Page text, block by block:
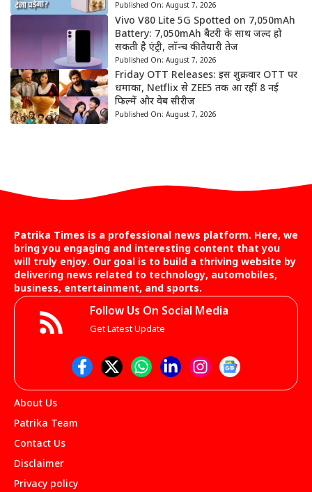
Published On: August 7, 2026
Vivo V80 Lite 5G Spotted on 7,050mAh
Battery: 7,050mAh बैटरी के साथ जल्द हो
सकती है एंट्री, लॉन्च की तैयारी तेज
Published On: August 7, 2026
Friday OTT Releases: इस शुक्रवार OTT पर
धमाका, Netflix से ZEE5 तक आ रहीं 8 नई
फिल्में और वेब सीरीज
Published On: August 7, 2026
Patrika Times is a professional news platform. Here, we
bring you engaging and interesting content that you
will truly enjoy. Our goal is to build a thriving website by
delivering news related to technology, automobiles,
business, entertainment, and sports.
Follow Us On Social Media
Get Latest Update
About Us
Patrika Team
Contact Us
Disclaimer
Privacy policy